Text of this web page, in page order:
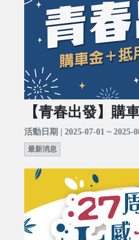
【青春出發】購
活動日期 | 2025-07-01 ~ 2025-
最新消息